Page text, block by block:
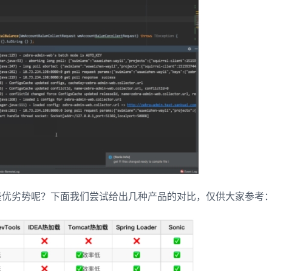
劣势呢？下面我们尝试给出几种产品的对比，仅供大家参考：